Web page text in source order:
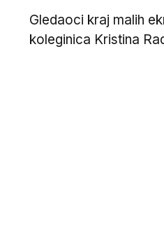
Gledaoci kraj malih
koleginica Kristina